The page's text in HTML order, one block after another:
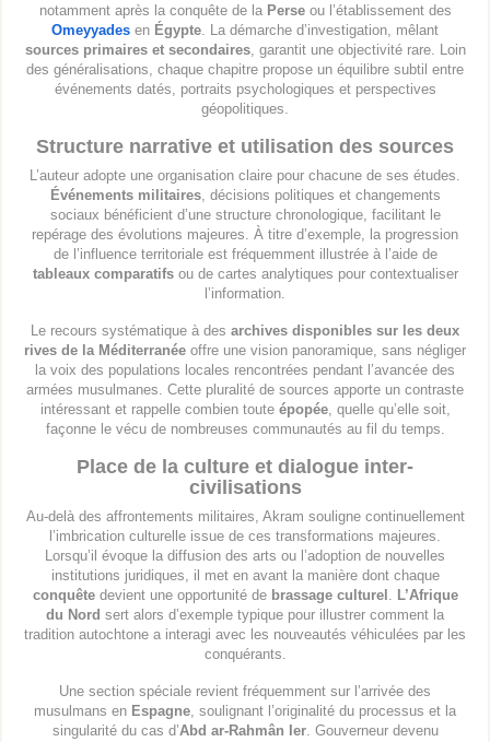
notamment après la conquête de la Perseou l’établissement des
Omeyyades en Égypte . La démarche d’investigation, mêlant
sources primaires et secondaires, garantit une objectivité rare. Loin
des généralisations, chaque chapitre propose un équilibre subtil entre
événements datés, portraits psychologiques et perspectives
géopolitiques.
Structure narrative et utilisation des sources
L’auteur adopte une organisation claire pour chacune de ses études.
Événements militaires, décisions politiques et changements
sociaux bénéficient d’une structure chronologique, facilitant le
repérage des évolutions majeures. À titre d’exemple, la progression
de l’influence territoriale est fréquemment illustrée à l’aide de
tableaux comparatifsou de cartes analytiques pour contextualiser
l’information.
Le recours systématique à des archives disponibles sur les deux
rives de la Méditerranée offre une vision panoramique, sans négliger
la voix des populations locales rencontrées pendant l’avancée des
armées musulmanes. Cette pluralité de sources apporte un contraste
intéressant et rappelle combien toute épopée, quelle qu’elle soit,
façonne le vécu de nombreuses communautés au fil du temps.
Place de la culture et dialogue inter-
civilisations
Au-delà des affrontements militaires, Akram souligne continuellement
l’imbrication culturelle issue de ces transformations majeures.
Lorsqu’il évoque la diffusion des arts ou l’adoption de nouvelles
institutions juridiques, il met en avant la manière dont chaque
conquêtedevient une opportunité de brassage culturel
L’Afrique
du Nord sert alors d’exemple typique pour illustrer comment la
tradition autochtone a interagi avec les nouveautés véhiculées par les
conquérants.
Une section spéciale revient fréquemment sur l’arrivée des
musulmans en Espagne , soulignant l’originalité du processus et la
singularité du cas d’Abd ar-Rahmân Ier. Gouverneur devenu